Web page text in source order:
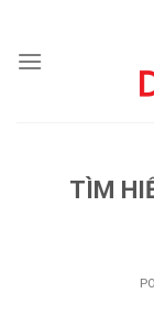
content
TÌM